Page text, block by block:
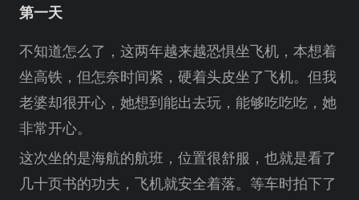
第一天
不知道怎么了，这两年越来越恐惧坐飞机，本想着
坐高铁，但怎奈时间紧，硬着头皮坐了飞机。但我
老婆却很开心，她想到能出去玩，能够吃吃吃，她
非常开心。
这次坐的是海航的航班，位置很舒服，也就是看了
几十页书的功夫，飞机就安全着落。等车时拍下了